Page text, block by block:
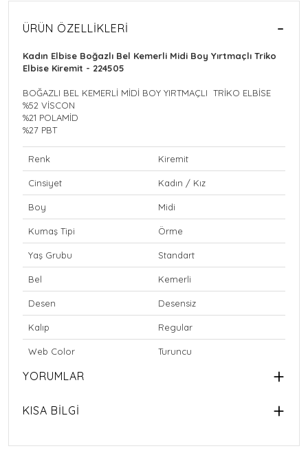
ÜRÜN ÖZELLIKLERI
Kadın Elbise Boğazlı Bel Kemerli Midi Boy Yırtmaçlı Triko
Elbise Kiremit - 224505
BOĞAZLI BEL KEMERLİ MİDİ BOY YIRTMAÇLI TRİKO ELBİSE
%52 VİSCON
%21 POLAMİD
%27 PBT
Renk Kiremit
Cinsiyet Kadın / Kız
Boy Midi
Kumaş Tipi Örme
Yaş Grubu Standart
Bel Kemerli
Desen Desensiz
Kalıp Regular
Web Color Turuncu
YORUMLAR
KISA BİLGİ